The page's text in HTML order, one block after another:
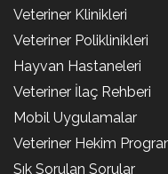
Veteriner Klinikleri
Veteriner Poliklinikleri
Hayvan Hastaneleri
Veteriner İlaç Rehberi
Mobil Uygulamalar
Veteriner Hekim
Sık Sorulan Sorular